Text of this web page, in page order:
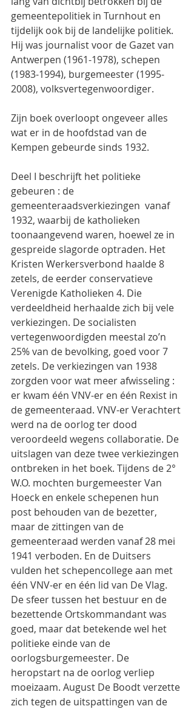
gemeentepolitiek in Turnhout en
tijdelijk ook bij de landelijke politiek.
Hij was journalist voor de Gazet van
Antwerpen (1961-1978), schepen
(1983-1994), burgemeester (1995-
2008), volksvertegenwoordiger.
Zijn boek overloopt ongeveer alles
wat er in de hoofdstad van de
Kempen gebeurde sinds 1932.
Deel I beschrijft het politieke
gebeuren : de
gemeenteraadsverkiezingen  vanaf
1932, waarbij de katholieken
toonaangevend waren, hoewel ze in
gespreide slagorde optraden. Het
Kristen Werkersverbond haalde 8
zetels, de eerder conservatieve
Verenigde Katholieken 4. Die
verdeeldheid herhaalde zich bij vele
verkiezingen. De socialisten
vertegenwoordigden meestal zo’n
25% van de bevolking, goed voor 7
zetels. De verkiezingen van 1938
zorgden voor wat meer afwisseling :
er kwam één VNV-er en één Rexist in
de gemeenteraad. VNV-er Verachtert
werd na de oorlog ter dood
veroordeeld wegens collaboratie. De
uitslagen van deze twee verkiezingen
ontbreken in het boek. Tijdens de 2°
W.O. mochten burgemeester Van
Hoeck en enkele schepenen hun
post behouden van de bezetter,
maar de zittingen van de
gemeenteraad werden vanaf 28 mei
1941 verboden. En de Duitsers
vulden het schepencollege aan met
één VNV-er en één lid van De Vlag.
De sfeer tussen het bestuur en de
bezettende Ortskommandant was
goed, maar dat betekende wel het
politieke einde van de
oorlogsburgemeester. De
heropstart na de oorlog verliep
moeizaam. August De Boodt verzette
zich tegen de uitspattingen van de